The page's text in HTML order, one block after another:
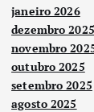
janeiro 2026
dezembro 2025
novembro
outubro 2025
setembro 2025
agosto 2025